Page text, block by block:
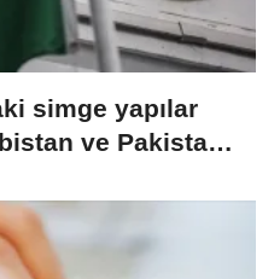
simge yapılar
ve Pakistan